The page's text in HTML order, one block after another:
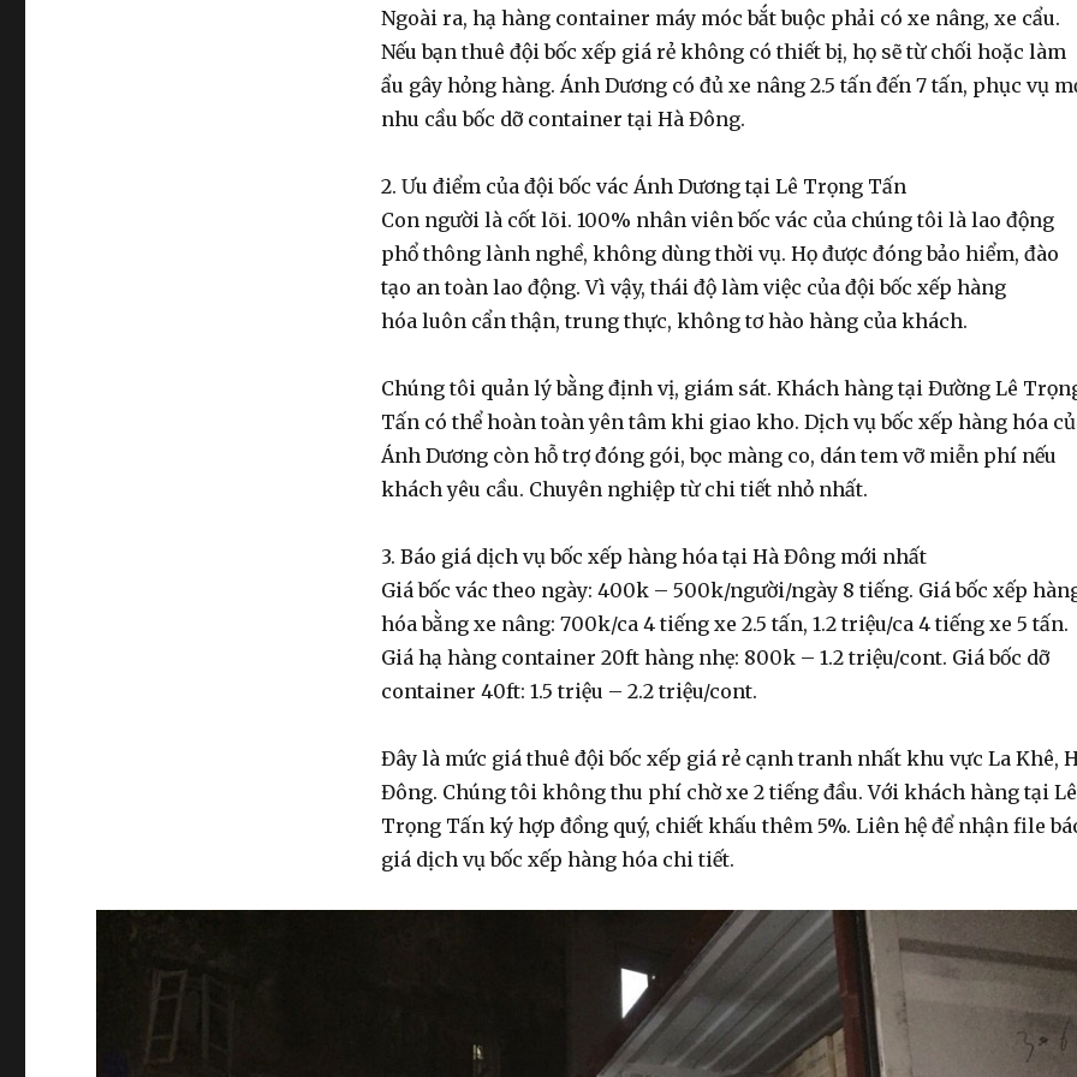
Ngoài ra, hạ hàng container máy móc bắt buộc phải có xe nâng, xe cẩu.
Nếu bạn thuê đội bốc xếp giá rẻkhông có thiết bị, họ sẽ từ chối hoặc làm
ẩu gây hỏng hàng. Ánh Dương có đủ xe nâng 2.5 tấn đến 7 tấn, phục vụ
nhu cầubốc dỡ container tại Hà Đông.
2. Ưu điểm của đội bốc vác Ánh Dương tại Lê Trọng Tấn
Con người là cốt lõi. 100% nhân viênbốc vác của chúng tôi là lao động
phổ thông lành nghề, không dùng thời vụ. Họ được đóng bảo hiểm, đào
tạo an toàn lao động. Vì vậy, thái độ làm việc của đội bốc xếp hàng
hóaluôn cẩn thận, trung thực, không tơ hào hàng của khách.
Chúng tôi quản lý bằng định vị, giám sát. Khách hàng tại Đường Lê
Tấn có thể hoàn toàn yên tâm khi giao kho. Dịch vụ bốc xếp hàng hóa
Ánh Dương còn hỗ trợ đóng gói, bọc màng co, dán tem vỡ miễn phí nếu
khách yêu cầu. Chuyên nghiệp từ chi tiết nhỏ nhất.
3. Báo giá dịch vụ bốc xếp hàng hóa tại Hà Đông mới nhất
Giábốc vác theo ngày: 400k – 500k/người/ngày 8 tiếng. Giábốc xếp
hóa bằng xe nâng: 700k/ca 4 tiếng xe 2.5 tấn, 1.2 triệu/ca 4 tiếng xe 5 tấn.
Giá hạ hàng container 20ft hàng nhẹ: 800k – 1.2 triệu/cont. Giábốc dỡ
container 40ft: 1.5 triệu – 2.2 triệu/cont.
Đây là mức giá thuê đội bốc xếp giá rẻcạnh tranh nhất khu vực La Khê,
Đông. Chúng tôi không thu phí chờ xe 2 tiếng đầu. Với khách hàng tại Lê
Trọng Tấn ký hợp đồng quý, chiết khấu thêm 5%. Liên hệ để nhận file
giá dịch vụ bốc xếp hàng hóachi tiết.